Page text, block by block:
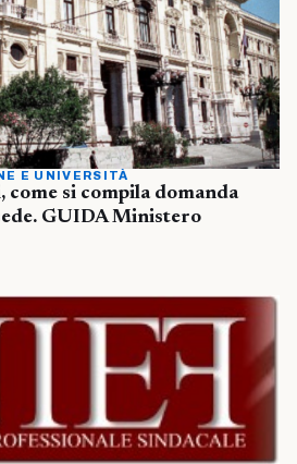
E UNIVERSITÀ
come si compila domanda
GUIDA Ministero